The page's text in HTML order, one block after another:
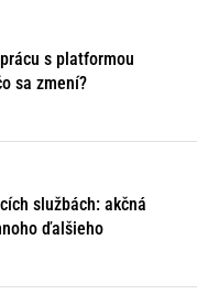
s platformou
sa zmení?
službách: akčná
ďalšieho